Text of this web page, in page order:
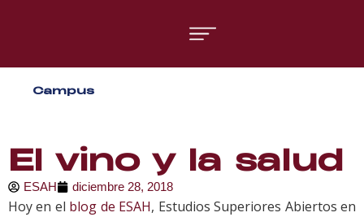
Campus
El vino y la salud
ESAH diciembre 28, 2018
Hoy en el blog de ESAH, Estudios Superiores Abiertos en